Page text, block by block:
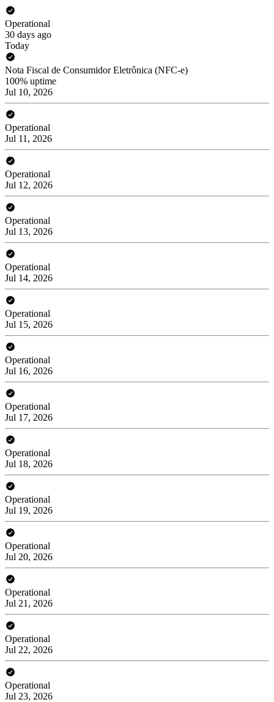
Operational
30 days ago
Today
Nota Fiscal de Consumidor Eletrônica (NFC-e)
100% uptime
Jul 10, 2026
Operational
Jul 11, 2026
Operational
Jul 12, 2026
Operational
Jul 13, 2026
Operational
Jul 14, 2026
Operational
Jul 15, 2026
Operational
Jul 16, 2026
Operational
Jul 17, 2026
Operational
Jul 18, 2026
Operational
Jul 19, 2026
Operational
Jul 20, 2026
Operational
Jul 21, 2026
Operational
Jul 22, 2026
Operational
Jul 23, 2026